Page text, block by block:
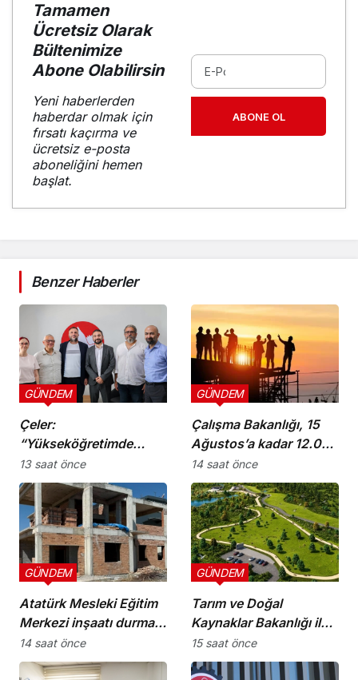
Tamamen
Ücretsiz Olarak
Bültenimize
Abone Olabilirsin
Yeni haberlerden
haberdar olmak için
fırsatı kaçırma ve
ücretsiz e-posta
aboneliğini hemen
başlat.
ABONE OL
Benzer Haberler
Çeler:
“Yükseköğretimde
günü kurtaran değil,
geleceği planlayan
politikalara ihtiyaç var”
GÜNDEM
13 saat önce
Çalışma Bakanlığı, 15
Ağustos’a kadar 12.00-
16.00 saatleri arasında
güneş altında çalışmayı
yasakladı
GÜNDEM
14 saat önce
Atatürk Mesleki Eğitim
Merkezi inşaatı durma
noktasında!
GÜNDEM
14 saat önce
Tarım ve Doğal
Kaynaklar Bakanlığı ile
İnşaat Mühendisleri
Odası arasında iş birliği
GÜNDEM
15 saat önce